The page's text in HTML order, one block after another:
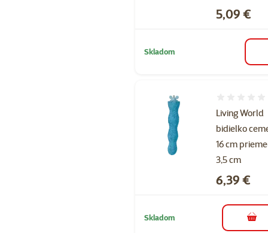
Cena
5,09 €
Skladom
Living World
bidielko
16 cm
3,5 cm
Cena
6,39 €
Skladom do